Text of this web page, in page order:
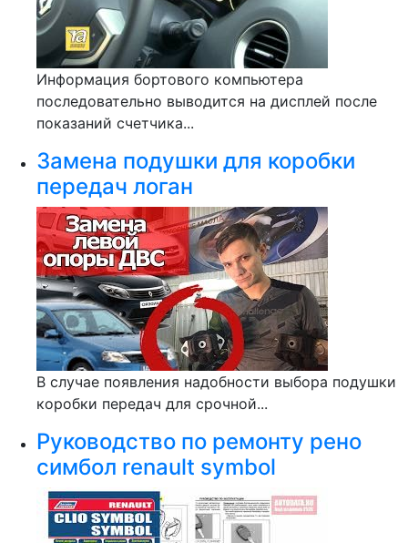
Информация бортового компьютера
последовательно выводится на дисплей после
показаний счетчика...
Замена подушки для коробки
передач логан
В случае появления надобности выбора подушки
коробки передач для срочной...
Руководство по ремонту рено
симбол renault symbol